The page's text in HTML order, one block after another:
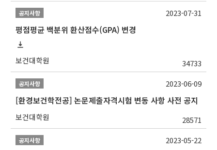
공지사항
평점평균 백분위 환산점수(GPA) 변경
보건대학원 34733
2023-07-31
공지사항
[환경보건학전공] 논문제출자격시험 변동 사항 사전 공지
보건대학원 28571
2023-06-09
공지사항 2023-05-22